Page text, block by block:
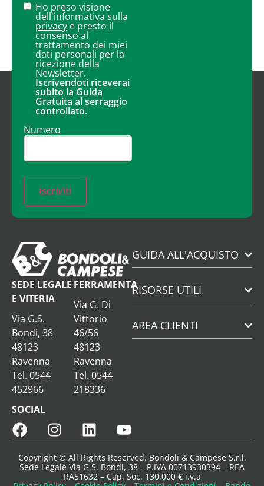
Ho preso visione
dell'informativa sulla
privacy e presto il
consenso al
trattamento dei miei
dati personali per la
ricezione della
Newsletter.
Iscrivendoti riceverai
subito la Guida
Gratuita al serraggio
controllato.
Numero
Iscriviti
SEDE LEGALE
E VITERIA
Via G.S.
Bondi, 38
48123
Ravenna
Tel. 0544
452966
FERRAMENTA
Via G. Di
Vittorio
46/56
48123
Ravenna
Tel. 0544
218336
SOCIAL
GUIDA ALL'ACQUISTO
RISORSE UTILI
AREA CLIENTI
Copyright © All Rights Reserved. Bondoli & Campese S.r.l.
Sede Legale Via G.S. Bondi, 38 – P.IVA 00713930394 – REA
RA51632 – Cap. Soc. 130.000 € i.v.a